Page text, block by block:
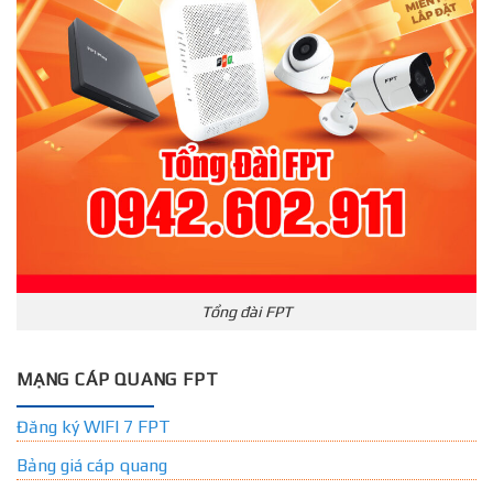
Tổng đài FPT
MẠNG CÁP QUANG FPT
Đăng ký WIFI 7 FPT
Bảng giá cáp quang